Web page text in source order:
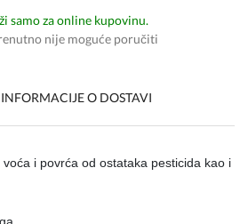
samo za online kupovinu.
nije moguće poručiti
INFORMACIJE O DOSTAVI
i povrća od ostataka pesticida kao i